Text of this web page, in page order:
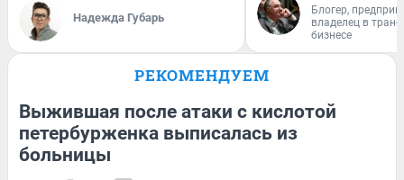
Надежда Губарь
Блогер,
владелец в
бизнесе
РЕКОМЕНДУЕМ
Выжившая после атаки с кислотой
петербурженка выписалась из
больницы